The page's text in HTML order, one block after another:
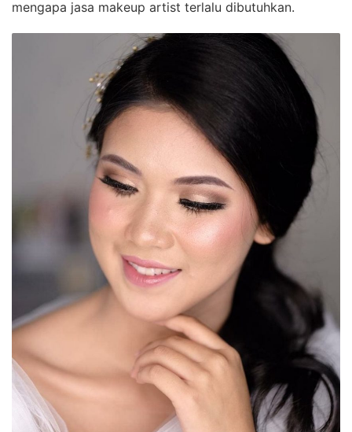
mengapa jasa makeup artist terlalu dibutuhkan.